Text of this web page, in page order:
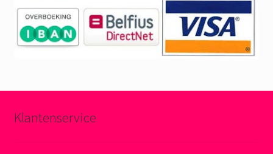
Klantenservice